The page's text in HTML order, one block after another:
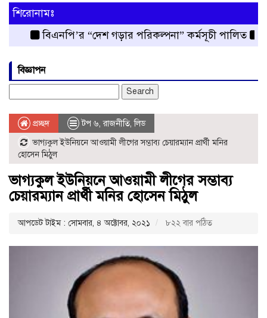
শিরোনামঃ
বিএনপি’র “দেশ গড়ার পরিকল্পনা” কর্মসূচী পালিত
রংপুর
বিজ্ঞাপন
for:
প্রচ্ছদ টপ ৬,রাজনীতি,লিড
ভাগ্যকুল ইউনিয়নে আওয়ামী লীগের সম্ভাব্য চেয়ারম্যান প্রার্থী মনির
হোসেন মিঠুল
ভাগ্যকুল ইউনিয়নে আওয়ামী লীগের সম্ভাব্য
চেয়ারম্যান প্রার্থী মনির হোসেন মিঠুল
আপডেট টাইম : সোমবার, ৪ অক্টোবর, ২০২১ ৮২২ বার পঠিত